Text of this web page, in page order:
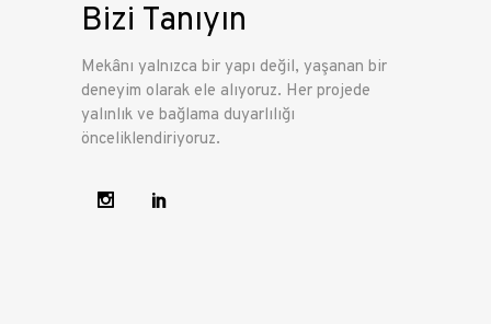
Bizi Tanıyın
Mekânı yalnızca bir yapı değil, yaşanan bir
deneyim olarak ele alıyoruz. Her projede
yalınlık ve bağlama duyarlılığı
önceliklendiriyoruz.